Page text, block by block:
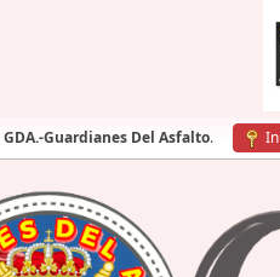
GDA.-Guardianes Del Asfalto.